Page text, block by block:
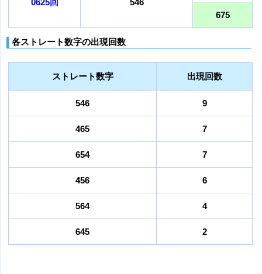
0625回 546
675
各ストレート数字の出現回数
ストレート数字 出現回数
546 9
465 7
654 7
456 6
564 4
645 2